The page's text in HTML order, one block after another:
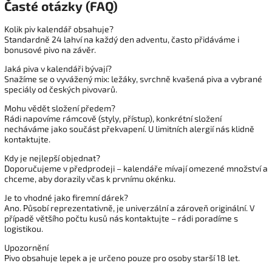
Časté otázky (FAQ)
Kolik piv kalendář obsahuje?
Standardně 24 lahví na každý den adventu, často přidáváme i
bonusové pivo na závěr.
Jaká piva v kalendáři bývají?
Snažíme se o vyvážený mix: ležáky, svrchně kvašená piva a vybrané
speciály od českých pivovarů.
Mohu vědět složení předem?
Rádi napovíme rámcově (styly, přístup), konkrétní složení
necháváme jako součást překvapení. U limitních alergií nás klidně
kontaktujte.
Kdy je nejlepší objednat?
Doporučujeme v předprodeji – kalendáře mívají omezené množství a
chceme, aby dorazily včas k prvnímu okénku.
Je to vhodné jako firemní dárek?
Ano. Působí reprezentativně, je univerzální a zároveň originální. V
případě většího počtu kusů nás kontaktujte – rádi poradíme s
logistikou.
Upozornění
Pivo obsahuje lepek a je určeno pouze pro osoby starší 18 let.